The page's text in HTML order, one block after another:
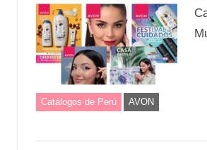
Catálogos de Perú AVON